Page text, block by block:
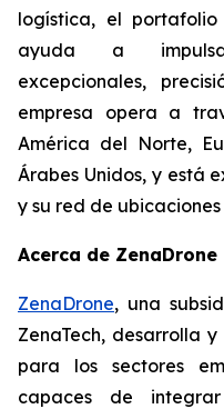
logística, el portafolio
ayuda a
excepcionales,
empresa opera a
América del Norte,
Árabes Unidos, y está
y su red de
Acerca de ZenaDrone
ZenaDrone, una
ZenaTech, desarrolla
para los sectores
capaces de